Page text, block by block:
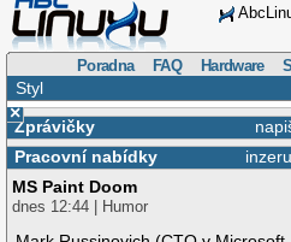
Poradna FAQ Hardware
Styl
×
Zprávičky
Pracovní nabídky
MS Paint Doom
dnes 12:44 | Humor